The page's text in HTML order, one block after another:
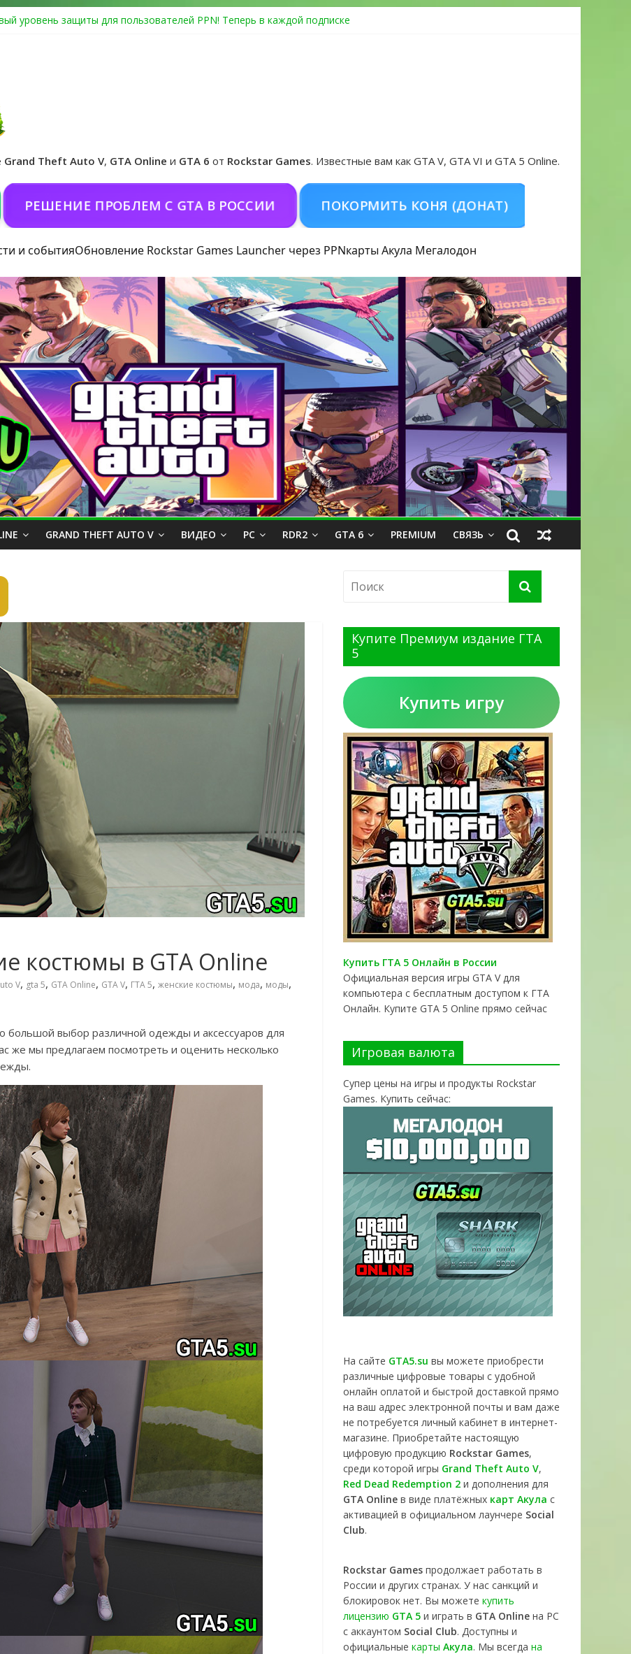
уровень защиты для пользователей PPN! Теперь в каждой подписке
особые награды в GTA Online по программе Fine Art Collector
обложка игры и Предзаказ Grand Theft Auto VI
Grand Theft Auto V, GTA Online и GTA 6 от Rockstar Games. Известные вам как GTA V, GTA VI и GTA 5 Online.
ПРОБЛЕМ С GTA В РОССИИ ПОКОРМИТЬ КОНЯ (ДОНАТ) КУПИТЬ GTA 5
и событияОбновление Rockstar Games Launcher через PPNкарты Акула Мегалодон
GRAND THEFT AUTO V ВИДЕО PC RDR2 GTA 6 PREMIUM СВЯЗЬ
костюмы в GTA Online
V, gta 5, GTA Online, GTA V, ГТА 5, женские костюмы, мода, моды,
большой выбор различной одежды и аксессуаров для
же мы предлагаем посмотреть и оценить несколько
Купите Премиум издание ГТА
5
Купить игру
Купить ГТА 5 Онлайн в России
Официальная версия игры GTA V для
компьютера с бесплатным доступом к ГТА
Онлайн. Купите GTA 5 Online прямо сейчас
Игровая валюта
Супер цены на игры и продукты Rockstar
Games. Купить сейчас:
На сайте GTA5.su вы можете приобрести
различные цифровые товары с удобной
онлайн оплатой и быстрой доставкой прямо
на ваш адрес электронной почты и вам даже
не потребуется личный кабинет в интернет-
магазине. Приобретайте настоящую
цифровую продукцию Rockstar Games,
среди которой игры Grand Theft Auto V,
Red Dead Redemption 2 и дополнения для
GTA Online в виде платёжных карт Акула с
активацией в официальном лаунчере Social
Club.
Rockstar Games продолжает работать в
России и других странах. У нас санкций и
блокировок нет. Вы можете купить
лицензию GTA 5 и играть в GTA Online на PC
с аккаунтом Social Club. Доступны и
официальные карты Акула. Мы всегда на